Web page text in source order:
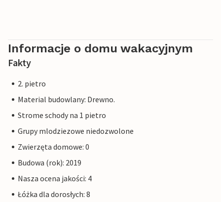
Informacje o domu wakacyjnym
Fakty
2. pietro
Material budowlany: Drewno.
Strome schody na 1 pietro
Grupy mlodziezowe niedozwolone
Zwierzęta domowe: 0
Budowa (rok): 2019
Nasza ocena jakości: 4
Łóżka dla dorosłych: 8